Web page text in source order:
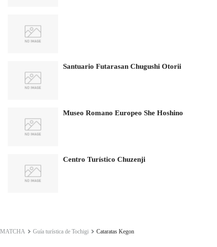
Santuario Futarasan Chugushi Otorii
Museo Romano Europeo She Hoshino
Centro Turístico Chuzenji
MATCHA Guía turística de Tochigi Cataratas Kegon